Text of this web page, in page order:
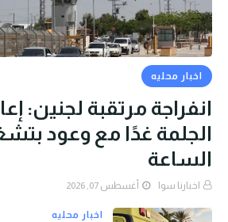
اخبار محليه
انفراجة مرتقبة لجنين:
الجلمة غدًا مع وعود
الساعة
اخبارنا سوا أغسطس 07, 2026
اخبار محليه